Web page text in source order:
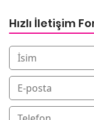
Hızlı İletişim